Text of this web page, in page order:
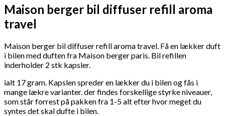
Maison berger bil diffuser refill aroma
travel
Maison berger bil diffuser refill aroma travel. Få en lækker duft
i bilen med duften fra Maison berger paris. Bil refillen
inderholder 2 stk kapsler.
ialt 17 gram. Kapslen spreder en lækker du i bilen og fås i
mange lækre varianter. der findes forskellige styrke niveauer,
som står forrest på pakken fra 1-5 alt efter hvor meget du
syntes det skal dufte i bilen.